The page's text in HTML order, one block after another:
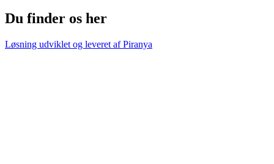
Du finder os her
Løsning udviklet og leveret afPiranya